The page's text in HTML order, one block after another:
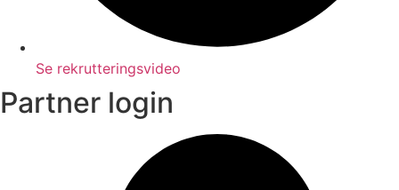
Se rekrutteringsvideo
Partner login